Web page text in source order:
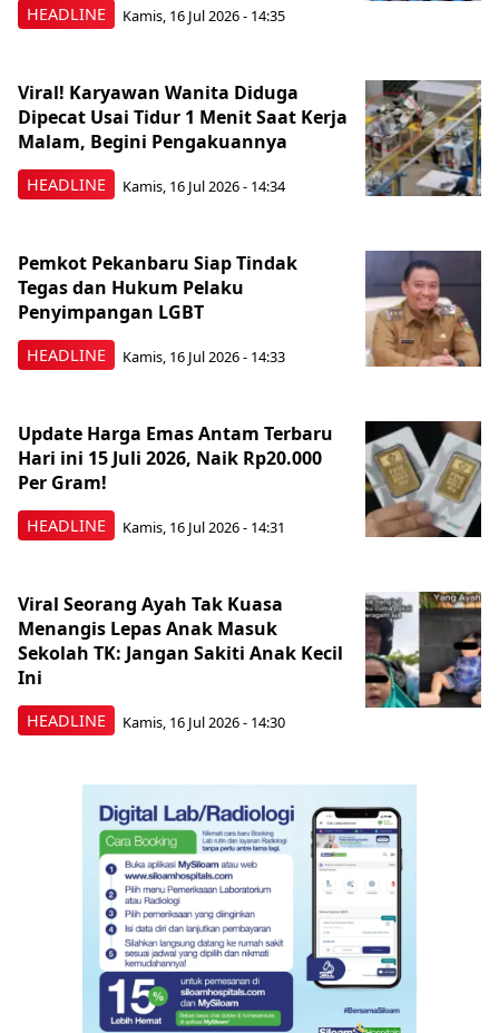
HEADLINE Kamis, 16 Jul 2026 - 14:35
HEADLINE
Viral! Karyawan Wanita Diduga
Dipecat Usai Tidur 1 Menit Saat Kerja
Malam, Begini Pengakuannya
Kamis, 16 Jul 2026 - 14:34
HEADLINE
Pemkot Pekanbaru Siap Tindak
Tegas dan Hukum Pelaku
Penyimpangan LGBT
Kamis, 16 Jul 2026 - 14:33
HEADLINE
Update Harga Emas Antam Terbaru
Hari ini 15 Juli 2026, Naik Rp20.000
Per Gram!
Kamis, 16 Jul 2026 - 14:31
HEADLINE
Viral Seorang Ayah Tak Kuasa
Menangis Lepas Anak Masuk
Sekolah TK: Jangan Sakiti Anak Kecil
Ini
Kamis, 16 Jul 2026 - 14:30